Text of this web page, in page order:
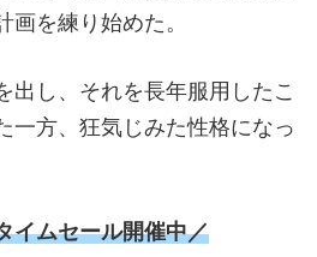
を練り始めた。
出し、それを長年服用したこ
一方、狂気じみた性格になっ
イムセール開催中／